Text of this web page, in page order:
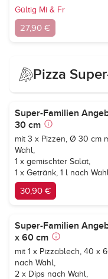
Gültig Mi & Fr
27,90 €
Pizza
Super-Familien
30 cm
mit 3 x Pizzen, Ø 30 cm
Wahl,
1 x gemischter Salat,
1 x Getränk, 1 l nach
30,90 €
Super-Familien
x 60 cm
mit 1 x Pizzablech, 40 x
nach Wahl,
2 x Dips nach Wahl,